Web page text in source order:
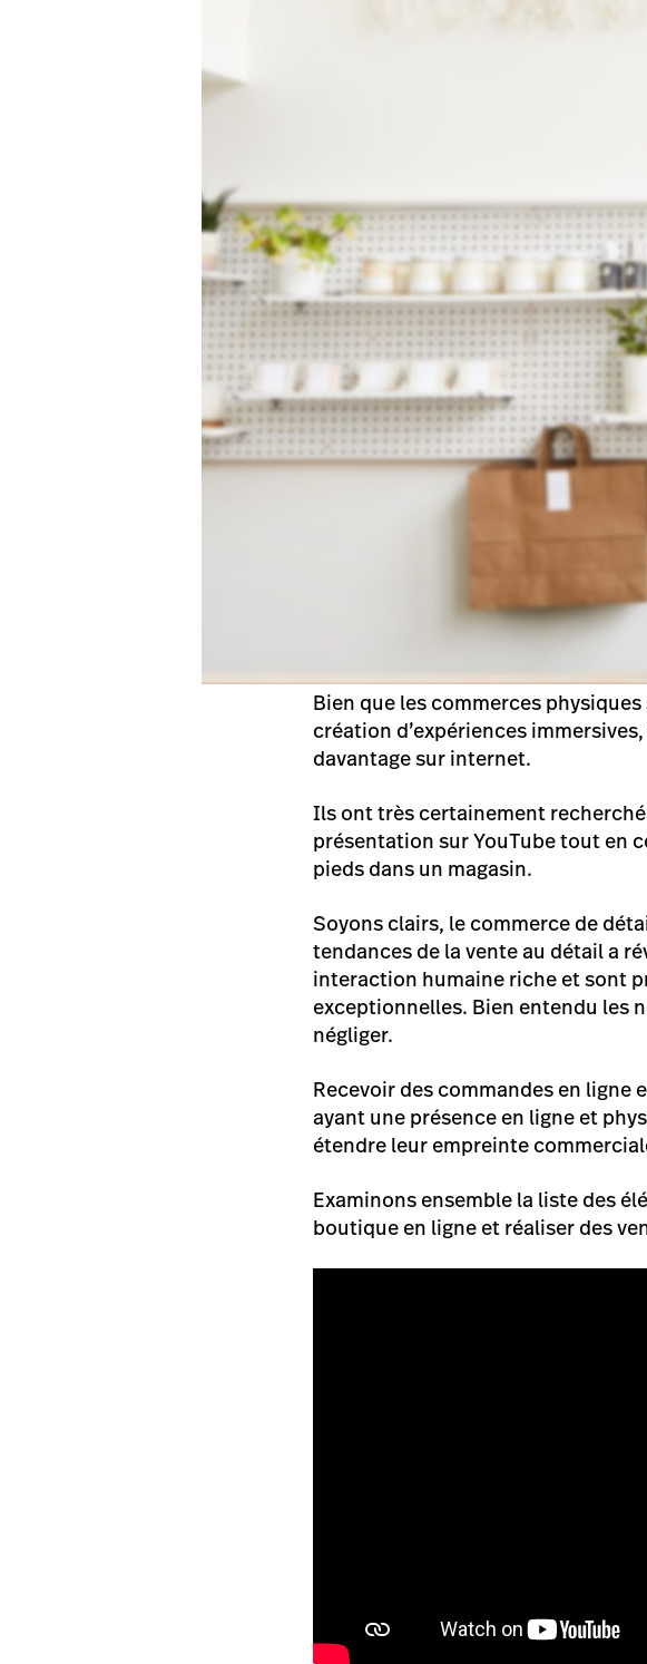
Bien que les commerces
création d’expériences
davantage sur internet.
Ils ont très certainement
présentation sur YouTube tout en
pieds dans un magasin.
Soyons clairs, le commerce de
tendances de la vente au détail a
interaction humaine riche et sont
exceptionnelles. Bien entendu les
négliger.
Recevoir des commandes en ligne
ayant une présence en ligne et
étendre leur empreinte
Examinons ensemble la liste des
boutique en ligne et réaliser des